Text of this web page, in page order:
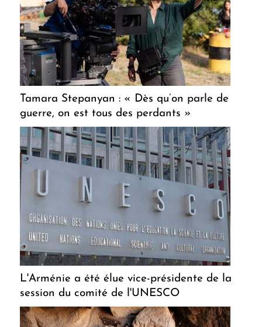
Tamara Stepanyan : « Dès qu’on parle de
guerre, on est tous des perdants »
L'Arménie a été élue vice-présidente de la
session du comité de l'UNESCO